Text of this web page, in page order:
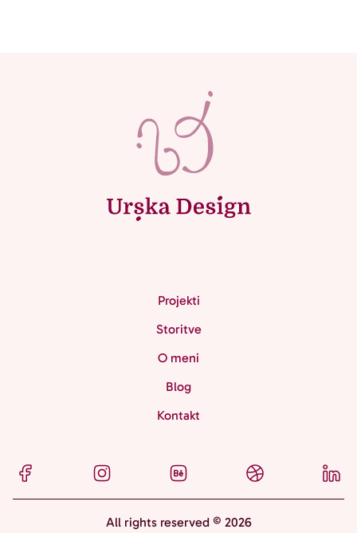
Projekti
Storitve
O meni
Blog
Kontakt
Facebook Instagram Behance Dribbble
All rights reserved © 2026